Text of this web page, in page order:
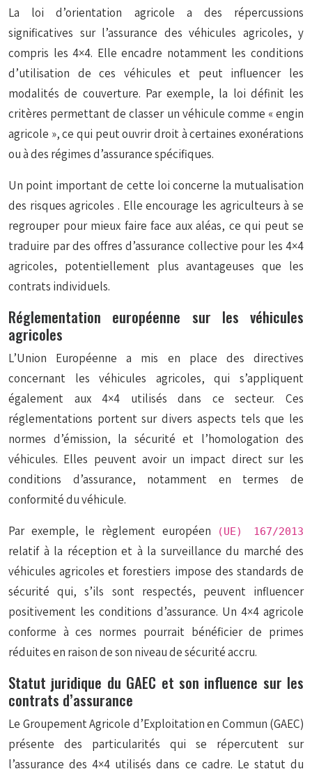
La loi d’orientation agricole a des répercussions
significatives sur l’assurance des véhicules agricoles, y
compris les 4×4. Elle encadre notamment les conditions
d’utilisation de ces véhicules et peut influencer les
modalités de couverture. Par exemple, la loi définit les
critères permettant de classer un véhicule comme « engin
agricole », ce qui peut ouvrir droit à certaines exonérations
ou à des régimes d’assurance spécifiques.
Un point important de cette loi concerne la mutualisation
des risques agricoles . Elle encourage les agriculteurs à se
regrouper pour mieux faire face aux aléas, ce qui peut se
traduire par des offres d’assurance collective pour les 4×4
agricoles, potentiellement plus avantageuses que les
contrats individuels.
Réglementation européenne sur les véhicules
agricoles
L’Union Européenne a mis en place des directives
concernant les véhicules agricoles, qui s’appliquent
également aux 4×4 utilisés dans ce secteur. Ces
réglementations portent sur divers aspects tels que les
normes d’émission, la sécurité et l’homologation des
véhicules. Elles peuvent avoir un impact direct sur les
conditions d’assurance, notamment en termes de
conformité du véhicule.
Par exemple, le règlement européen (UE) 167/2013
relatif à la réception et à la surveillance du marché des
véhicules agricoles et forestiers impose des standards de
sécurité qui, s’ils sont respectés, peuvent influencer
positivement les conditions d’assurance. Un 4×4 agricole
conforme à ces normes pourrait bénéficier de primes
réduites en raison de son niveau de sécurité accru.
Statut juridique du GAEC et son influence sur les
contrats d’assurance
Le Groupement Agricole d’Exploitation en Commun (GAEC)
présente des particularités qui se répercutent sur
l’assurance des 4×4 utilisés dans ce cadre. Le statut du